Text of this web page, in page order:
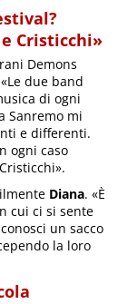
Cristicchi»
Demons
due band
di ogni
Sanremo mi
e differenti.
ogni caso
Diana. «È
cui ci si sente
un sacco
la loro